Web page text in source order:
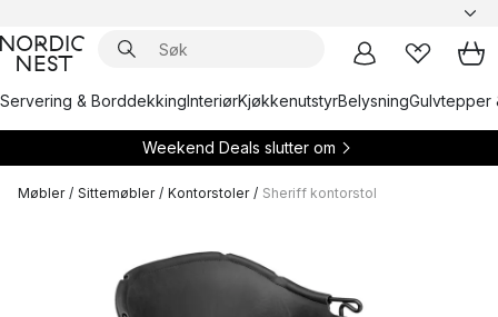
Servering & BorddekkingInteriørKjøkkenutstyrBelysningGulvtepper
Weekend Deals slutter om
Møbler / Sittemøbler / Kontorstoler / Sheriff kontorstol